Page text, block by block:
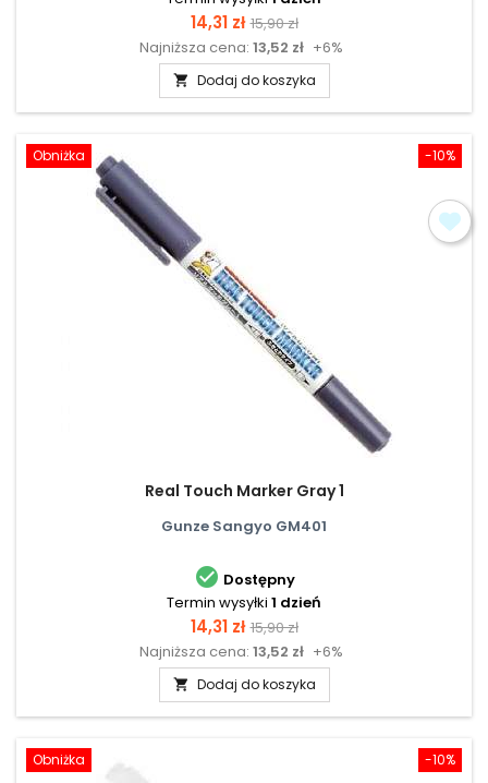
Cena
14,31 zł Cena
podstawowa
15,90 zł
Najniższa cena: 13,52 zł +6%
 Dodaj do koszyka
-10%
Obniżka
Real Touch Marker Gray 1
Gunze Sangyo GM401
 Dostępny
Termin wysyłki 1 dzień
Cena
14,31 zł Cena
podstawowa
15,90 zł
Najniższa cena: 13,52 zł +6%
 Dodaj do koszyka
-10%
Obniżka